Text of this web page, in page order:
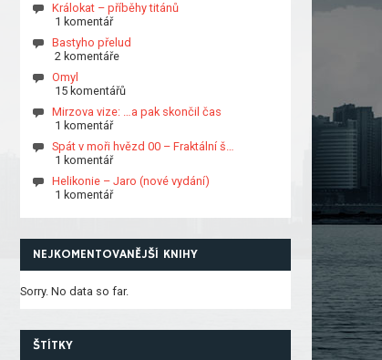
Králokat – příběhy titánů
1 komentář
Bastyho přelud
2 komentáře
Omyl
15 komentářů
Mirzova vize: …a pak skončil čas
1 komentář
Spát v moři hvězd 00 – Fraktální š…
1 komentář
Helikonie – Jaro (nové vydání)
1 komentář
NEJKOMENTOVANĚJŠÍ KNIHY
Sorry. No data so far.
ŠTÍTKY